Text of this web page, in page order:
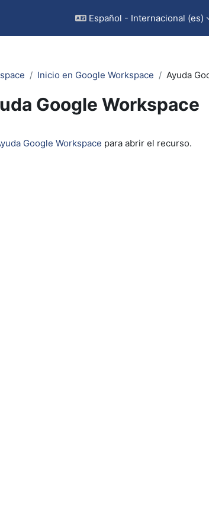
Español - Internacional ‎(es)‎
Inicio en Google Workspace Ayuda
Google Workspace
Google Workspace para abrir el recurso.